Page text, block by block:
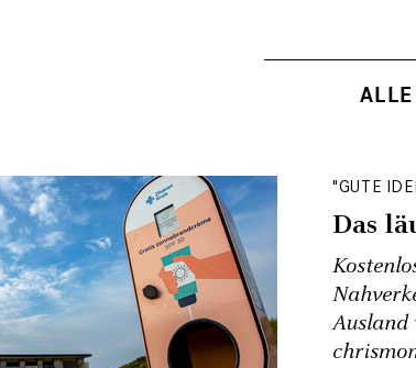
"GUTE
Das
Ausland